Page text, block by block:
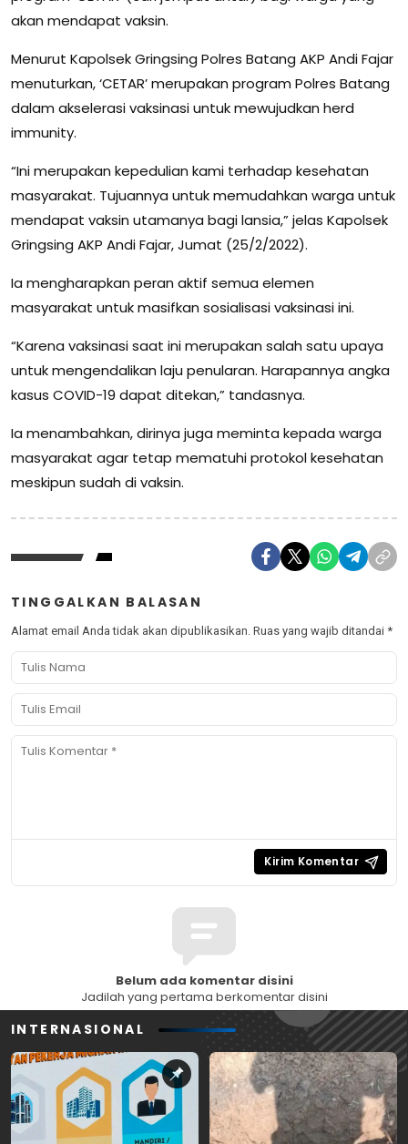
akan mendapat vaksin.
Menurut Kapolsek Gringsing Polres Batang AKP Andi Fajar
menuturkan, ‘CETAR’ merupakan program Polres Batang
dalam akselerasi vaksinasi untuk mewujudkan herd
immunity.
“Ini merupakan kepedulian kami terhadap kesehatan
masyarakat. Tujuannya untuk memudahkan warga untuk
mendapat vaksin utamanya bagi lansia,” jelas Kapolsek
Gringsing AKP Andi Fajar, Jumat (25/2/2022).
Ia mengharapkan peran aktif semua elemen
masyarakat untuk masifkan sosialisasi vaksinasi ini.
“Karena vaksinasi saat ini merupakan salah satu upaya
untuk mengendalikan laju penularan. Harapannya angka
kasus COVID-19 dapat ditekan,” tandasnya.
Ia menambahkan, dirinya juga meminta kepada warga
masyarakat agar tetap mematuhi protokol kesehatan
meskipun sudah di vaksin.
TINGGALKAN BALASAN
Alamat email Anda tidak akan dipublikasikan. Ruas yang wajib ditandai *
Belum ada komentar disini
Jadilah yang pertama berkomentar disini
INTERNASIONAL